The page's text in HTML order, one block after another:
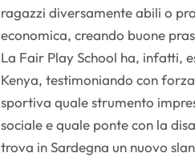
ragazzi diversamente abili o
economica, creando buone
La Fair Play School ha, infatti,
Kenya, testimoniando con
sportiva quale strumento
sociale e quale ponte con la
trova in Sardegna un nuovo